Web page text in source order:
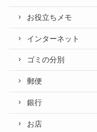
お役立ちメモ
インターネット
ゴミの分別
郵便
銀行
お店